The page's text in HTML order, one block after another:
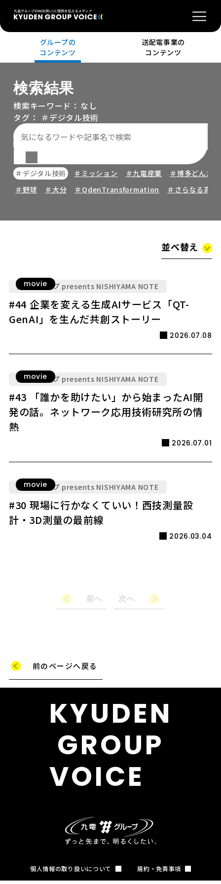
グループの
コンテンツ
送配電事業の
コンテンツ
検索結果
検索キーワード： なし
タグ： ＃デジタル技術
＃デジタル技術 ＃ミッション ＃九電産業
＃博多どんた
＃野球
＃大分 ＃QdenTransformation ＃さらなる高み
並べ替え
movie
九電グループ presents NISHIYAMA NOTE
#44 企業を変える生成AIサービス「QT-
GenAI」を生んだ共創ストーリー
2026.07.08
movie
九電グループ presents NISHIYAMA NOTE
#43 「誰かを助けたい」から始まったAI開
発の話。ネットワーク応用技術研究所の情
熱
2026.07.01
movie
九電グループ presents NISHIYAMA NOTE
#30 現場に行かなくていい！西技測量設
計・3D測量の最前線
2026.03.04
前へ 次へ
前のページへ戻る
KYUDEN
GROUP
VOICE
個人情報の取り扱いについて 規約・免責事項